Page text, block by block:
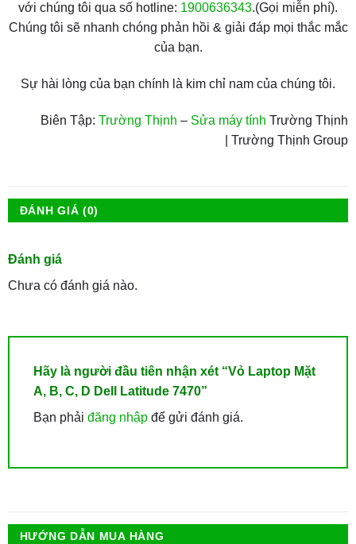
với chúng tôi qua số hotline: 1900636343.(Gọi miễn phí).
Chúng tôi sẽ nhanh chóng phản hồi & giải đáp mọi thắc mắc
của bạn.
Sự hài lòng của bạn chính là kim chỉ nam của chúng tôi.
Biên Tập:Trường Thịnh – Sửa máy tính Trường Thịnh
| Trường Thịnh Group
ĐÁNH GIÁ (0)
Đánh giá
Chưa có đánh giá nào.
Hãy là người đầu tiên nhận xét “Vỏ Laptop Mặt
A, B, C, D Dell Latitude 7470”
Bạn phải đăng nhậpđể gửi đánh giá.
HƯỚNG DẪN MUA HÀNG